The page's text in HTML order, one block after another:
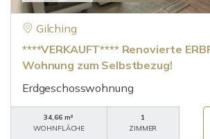
Gilching
****VERKAUFT**** Renovierte
Wohnung zum Selbstbezug!
Erdgeschosswohnung
34,66 m²
WOHNFLÄCHE
1
ZIMMER